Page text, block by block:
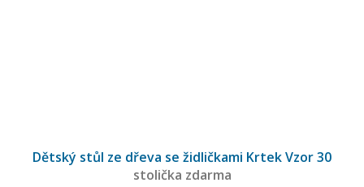
Dětský stůl ze dřeva se židličkami Krtek Vzor 30
stolička zdarma
hodnocení
produktu
je